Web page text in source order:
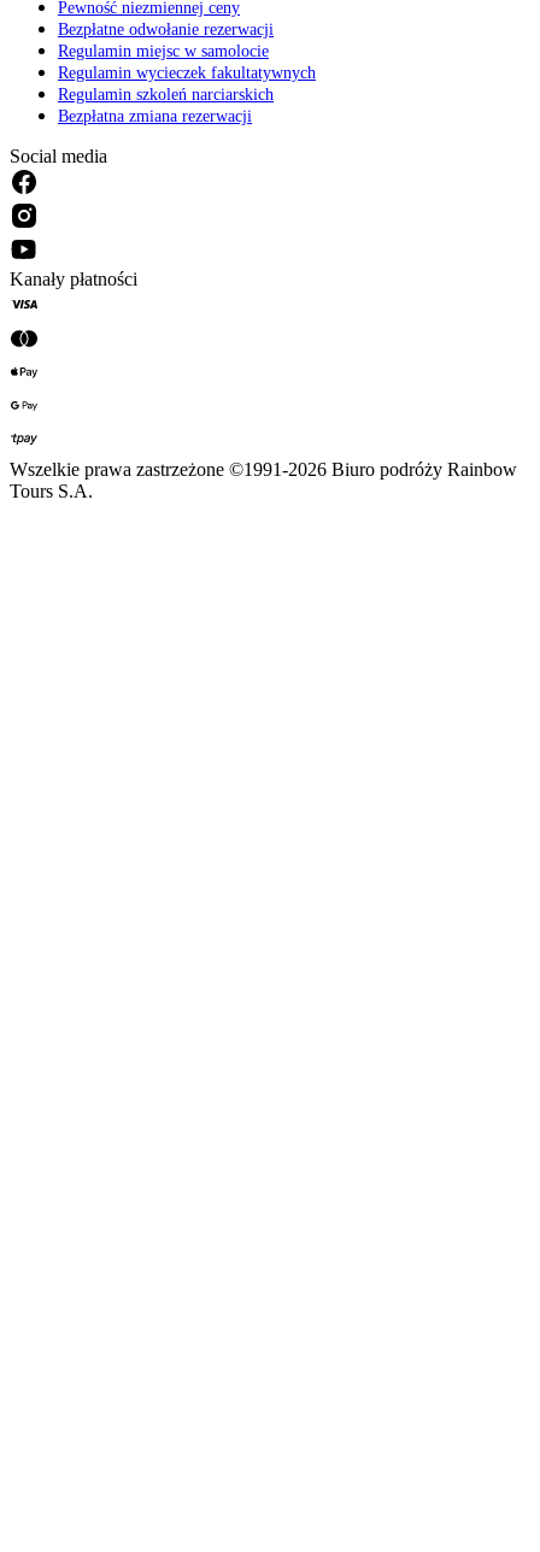
Pewność niezmiennej ceny
Bezpłatne odwołanie rezerwacji
Regulamin miejsc w samolocie
Regulamin wycieczek fakultatywnych
Regulamin szkoleń narciarskich
Bezpłatna zmiana rezerwacji
Social media
Kanały płatności
Wszelkie prawa zastrzeżone ©1991-2026 Biuro podróży Rainbow
Tours S.A.